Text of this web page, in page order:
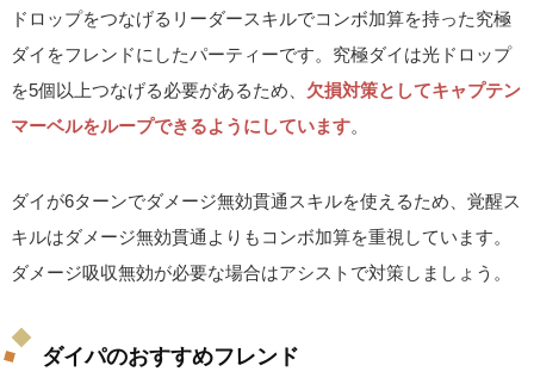
ドロップをつなげるリーダースキルでコンボ加算を持った究極
ダイをフレンドにしたパーティーです。究極ダイは光ドロップ
を5個以上つなげる必要があるため、 欠損対策としてキャプテン
マーベルをループできるようにしています。
ダイが6ターンでダメージ無効貫通スキルを使えるため、覚醒ス
キルはダメージ無効貫通よりもコンボ加算を重視しています。
ダメージ吸収無効が必要な場合はアシストで対策しましょう。
ダイパのおすすめフレンド